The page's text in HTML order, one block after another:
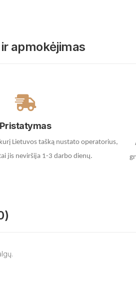
apmokėjimas
Pristatymas
Lietuvos tašką nustato operatorius,
jis neviršija 1-3 darbo dienų.